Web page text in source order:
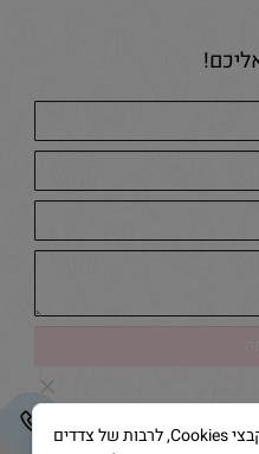
לידיעתך, באתרנו נעשה שימוש בקבצי Cookies, לרבות של צדדים